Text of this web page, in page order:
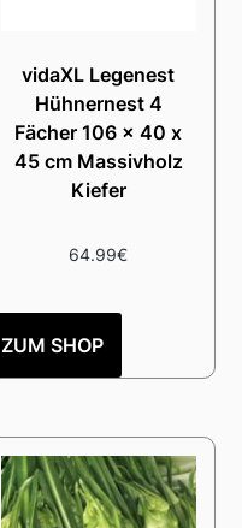
vidaXL Legenest
Hühnernest 4
Fächer 106 x 40 x
45 cm Massivholz
Kiefer
64.99€
ZUM SHOP